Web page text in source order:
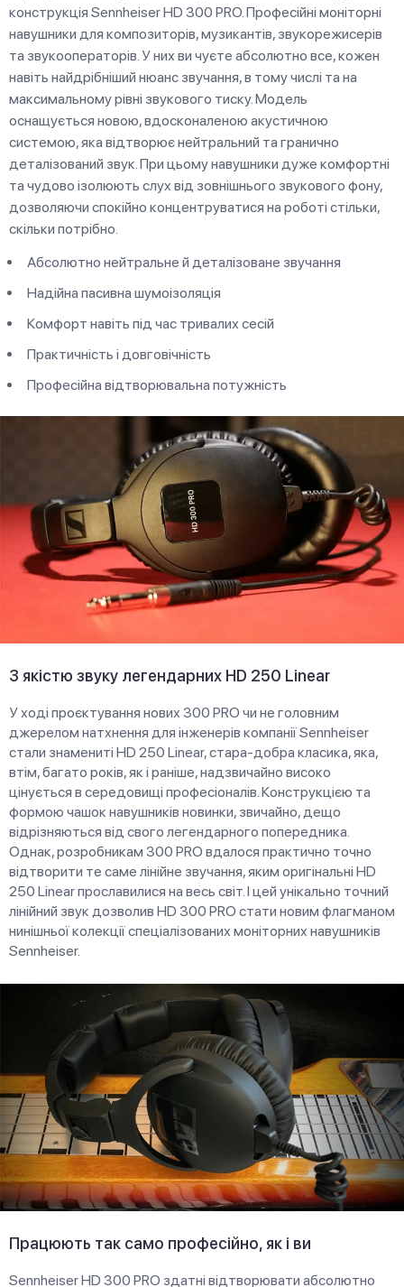
конструкція Sennheiser HD 300 PRO. Професійні моніторні
навушники для композиторів, музикантів, звукорежисерів
та звукооператорів. У них ви чуєте абсолютно все, кожен
навіть найдрібніший нюанс звучання, в тому числі та на
максимальному рівні звукового тиску. Модель
оснащується новою, вдосконаленою акустичною
системою, яка відтворює нейтральний та гранично
деталізований звук. При цьому навушники дуже комфортні
та чудово ізолюють слух від зовнішнього звукового фону,
дозволяючи спокійно концентруватися на роботі стільки,
скільки потрібно.
Абсолютно нейтральне й деталізоване звучання
Надійна пасивна шумоізоляція
Комфорт навіть під час тривалих сесій
Практичність і довговічність
Професійна відтворювальна потужність
З якістю звуку легендарних HD 250 Linear
У ході проєктування нових 300 PRO чи не головним
джерелом натхнення для інженерів компанії Sennheiser
стали знамениті HD 250 Linear, стара-добра класика, яка,
втім, багато років, як і раніше, надзвичайно високо
цінується в середовищі професіоналів. Конструкцією та
формою чашок навушників новинки, звичайно, дещо
відрізняються від свого легендарного попередника.
Однак, розробникам 300 PRO вдалося практично точно
відтворити те саме лінійне звучання, яким оригінальні HD
250 Linear прославилися на весь світ. І цей унікально точний
лінійний звук дозволив HD 300 PRO стати новим флагманом
нинішньої колекції спеціалізованих моніторних навушників
Sennheiser.
Працюють так само професійно, як і ви
Sennheiser HD 300 PRO здатні відтворювати абсолютно